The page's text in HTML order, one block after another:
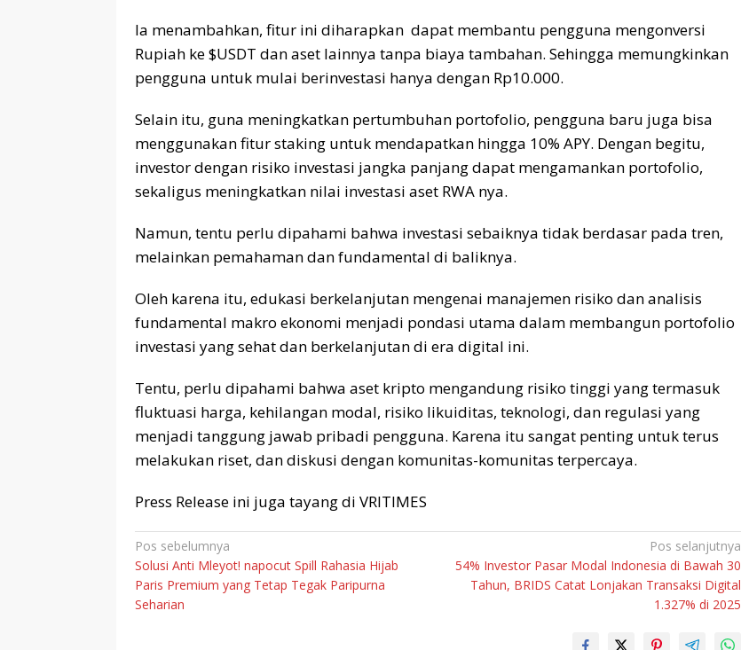
Ia menambahkan, fitur ini diharapkan dapat membantu pengguna mengonversi
Rupiah ke $USDT dan aset lainnya tanpa biaya tambahan. Sehingga memungkinkan
pengguna untuk mulai berinvestasi hanya dengan Rp10.000.
Selain itu, guna meningkatkan pertumbuhan portofolio, pengguna baru juga bisa
menggunakan fitur staking untuk mendapatkan hingga 10% APY. Dengan begitu,
investor dengan risiko investasi jangka panjang dapat mengamankan portofolio,
sekaligus meningkatkan nilai investasi aset RWA nya.
Namun, tentu perlu dipahami bahwa investasi sebaiknya tidak berdasar pada tren,
melainkan pemahaman dan fundamental di baliknya.
Oleh karena itu, edukasi berkelanjutan mengenai manajemen risiko dan analisis
fundamental makro ekonomi menjadi pondasi utama dalam membangun portofolio
investasi yang sehat dan berkelanjutan di era digital ini.
Tentu, perlu dipahami bahwa aset kripto mengandung risiko tinggi yang termasuk
fluktuasi harga, kehilangan modal, risiko likuiditas, teknologi, dan regulasi yang
menjadi tanggung jawab pribadi pengguna. Karena itu sangat penting untuk terus
melakukan riset, dan diskusi dengan komunitas-komunitas terpercaya.
Press Release ini juga tayang di VRITIMES
Navigasi
pos
Pos sebelumnya
Solusi Anti Mleyot! napocut Spill Rahasia Hijab
Paris Premium yang Tetap Tegak Paripurna
Seharian
Pos selanjutnya
54% Investor Pasar Modal Indonesia di Bawah 30
Tahun, BRIDS Catat Lonjakan Transaksi Digital
1.327% di 2025